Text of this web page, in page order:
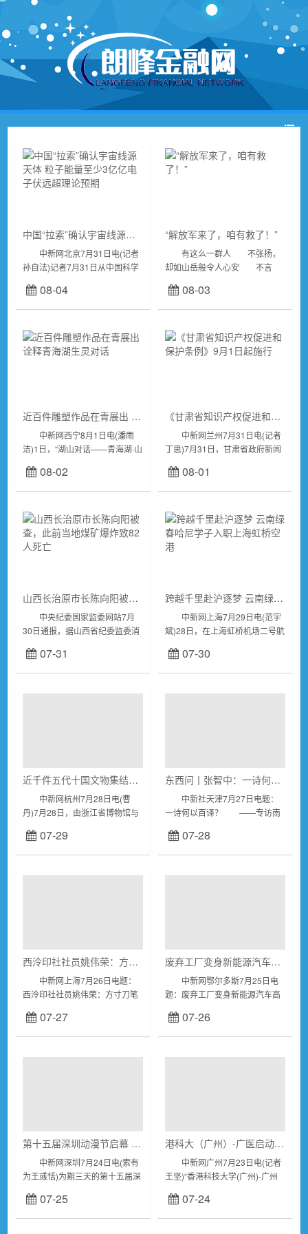
中国“拉索”确认宇宙线源天体 粒子能量至少3亿亿电子伏远超理论预期
中新网北京7月31日电(记者
孙自法)记者7月31日从中国科学
悉，根据国家重大科技基础设施
高海拔宇宙线观测站(英文缩写
08-04
“解放军来了，咱有救了！”
有这么一群人 不张扬，
却如山岳般令人心安 不言
定 ...08-03
近百件雕塑作品在青展出 诠释青海湖生灵对话
中新网西宁8月1日电(潘雨
洁)1日，“湖山对话——青海湖·山
馆开展。 青海湖被誉为“高原
蓝宝石”，是我国西部重要生态...
08-02
《甘肃省知识产权促进和保护条例》9月1日起施行
中新网兰州7月31日电(记者
丁思)7月31日，甘肃省政府新闻
甘肃省十四届人大常委会第二十
四次会议7月30日下午在兰州闭
08-01
山西长治原市长陈向阳被查，此前当地煤矿爆炸致82人死亡
中央纪委国家监委网站7月
30日通报，据山西省纪委监委消
市政府原党组书记、市长陈向阳
涉嫌严重违纪违法，目前正接受
07-31
跨越千里赴沪逐梦 云南绿春哈尼学子入职上海虹桥空港
中新网上海7月29日电(范宇
斌)28日，在上海虹桥机场二号航
云南绿春青年成为一道靓丽的风
景线。 作为2026年上海市长
07-30
近千件五代十国文物集结杭州 “太平年·天下同宁”展启幕
中新网杭州7月28日电(曹
丹)7月28日，由浙江省博物馆与
·天下同宁”展在浙江杭州启幕，
来自全国近百家文博机构的近千
07-29
东西问丨张智中：一诗何以百译？
中新社天津7月27日电题：
一诗何以百译？ ——专访南
词外译中心主任张智中 中新
社记者杨子炀周亚强 ...
07-28
西泠印社社员姚伟荣：方寸刀笔间 守正传文脉
中新网上海7月26日电题：
西泠印社社员姚伟荣：方寸刀笔
斌 案上青田石温润沉静，手
中刻刀起落铿锵，细碎石沫伴着
07-27
废弃工厂变身新能源汽车高地 内蒙古小城找到“新赛道”
中新网鄂尔多斯7月25日电
题：废弃工厂变身新能源汽车高
中新网记者李爱平图为康巴什区
的新能源汽车展示销售中心...
07-26
第十五届深圳动漫节启幕 营造沉浸式国风次元氛围
中新网深圳7月24日电(索有
为王彧恬)为期三天的第十五届深
心启幕。本届动漫节以“国风新韵
向阳而生”为主题，融汇传统国风
07-25
港科大（广州）-广医启动教育科技人才一体化发展行动计划
中新网广州7月23日电(记者
王坚)“香港科技大学(广州)-广州
一体化发展行动计划启动仪式
(ResearchHappyHo...
07-24